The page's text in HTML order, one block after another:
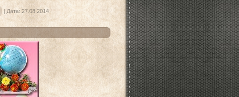
| Дата: 27.08.2014